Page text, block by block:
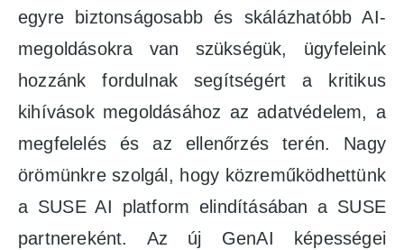
egyre biztonságosabb és skálázhatóbb AI-
megoldásokra van szükségük, ügyfeleink
hozzánk fordulnak segítségért a kritikus
kihívások megoldásához az adatvédelem, a
megfelelés és az ellenőrzés terén. Nagy
örömünkre szolgál, hogy közreműködhettünk
a SUSE AI platform elindításában a SUSE
partnereként. Az új GenAI képességei